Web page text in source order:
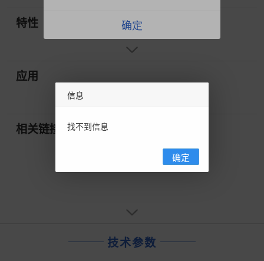
特性
应用
相关链接
技术参数
信息
找不到信息
确定
确定